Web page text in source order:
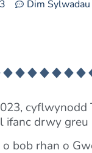
Dim Sylwadau
drwy
bob rhan o